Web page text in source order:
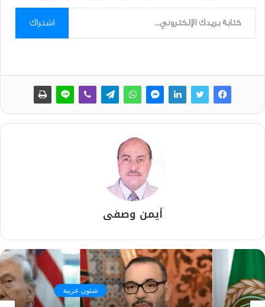
كتابة بريدك الإلكتروني...
اشتراك
أيمن وصفى
شئون عربية